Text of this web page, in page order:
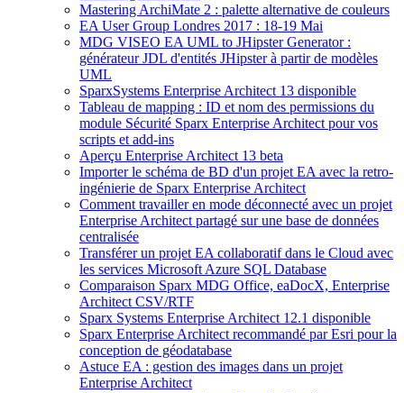
Mastering ArchiMate 2 : palette alternative de couleurs
EA User Group Londres 2017 : 18-19 Mai
MDG VISEO EA UML to JHipster Generator :
générateur JDL d'entités JHipster à partir de modèles
UML
SparxSystems Enterprise Architect 13 disponible
Tableau de mapping : ID et nom des permissions du
module Sécurité Sparx Enterprise Architect pour vos
scripts et add-ins
Aperçu Enterprise Architect 13 beta
Importer le schéma de BD d'un projet EA avec la retro-
ingénierie de Sparx Enterprise Architect
Comment travailler en mode déconnecté avec un projet
Enterprise Architect partagé sur une base de données
centralisée
Transférer un projet EA collaboratif dans le Cloud avec
les services Microsoft Azure SQL Database
Comparaison Sparx MDG Office, eaDocX, Enterprise
Architect CSV/RTF
Sparx Systems Enterprise Architect 12.1 disponible
Sparx Enterprise Architect recommandé par Esri pour la
conception de géodatabase
Astuce EA : gestion des images dans un projet
Enterprise Architect